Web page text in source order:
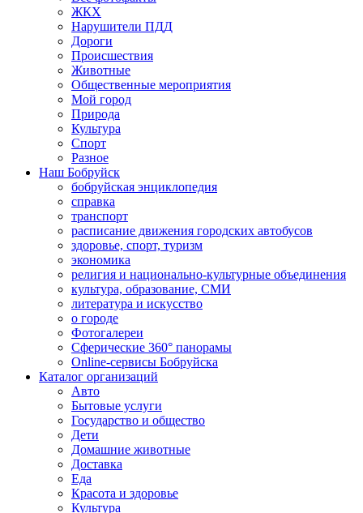
ЖКХ
Нарушители ПДД
Дороги
Происшествия
Животные
Общественные мероприятия
Мой город
Природа
Культура
Спорт
Разное
Наш Бобруйск
бобруйская энциклопедия
справка
транспорт
расписание движения городских автобусов
здоровье, спорт, туризм
экономика
религия и национально-культурные объединения
культура, образование, СМИ
литература и искусство
о городе
Фотогалереи
Сферические 360° панорамы
Online-сервисы Бобруйска
Каталог организаций
Авто
Бытовые услуги
Государство и общество
Дети
Домашние животные
Доставка
Еда
Красота и здоровье
Культура